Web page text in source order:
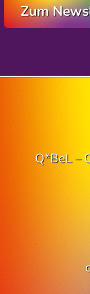
Zum
Q*BeL –